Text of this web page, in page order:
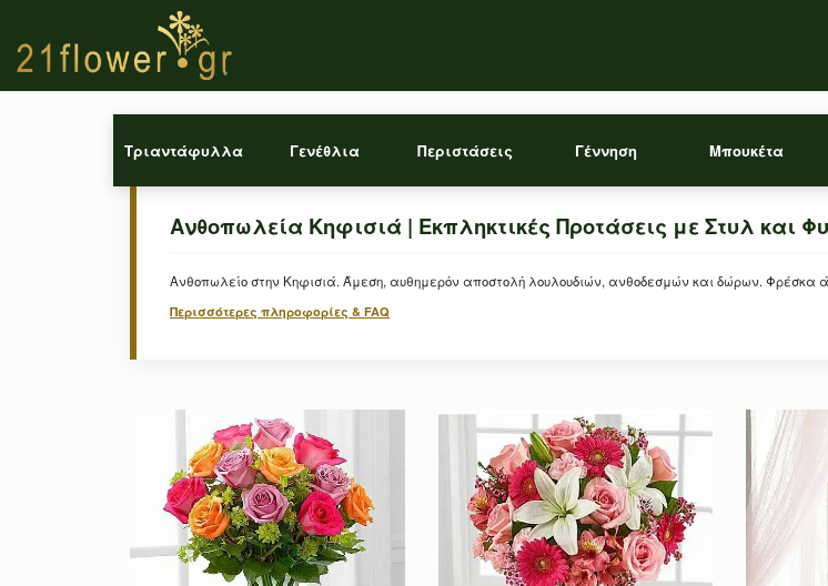
Τριαντάφυλλα Γενέθλια Περιστάσεις Γέννηση Μπουκέτα
Ανθοπωλεία Κηφισιά | Εκπληκτικές Προτάσεις με Στυλ και
Ανθοπωλείο στην Κηφισιά. Άμεση, αυθημερόν αποστολή λουλουδιών, ανθοδεσμών και δώρων. Φρέσκα
Περισσότερες πληροφορίες & FAQ